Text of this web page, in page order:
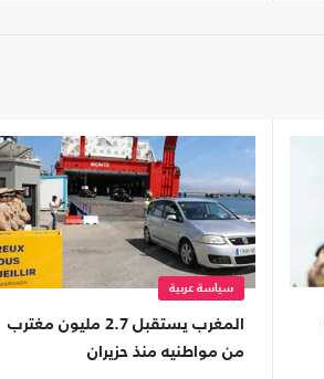
سياسة عربية
المغرب يستقبل 2.7 مليون مغترب
من مواطنيه منذ حزيران